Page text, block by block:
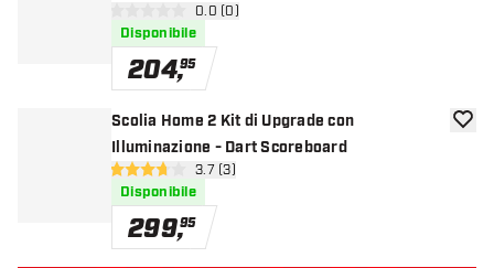
apri pannello recensioni
0 stelle di valutazione
0.0 (0)
Disponibile
204,95
Scolia Home 2 Kit di Upgrade con
Illuminazione - Dart Scoreboard
apri pannello recensioni
3.7 stelle di valutazione
3.7 (3)
Disponibile
299,95